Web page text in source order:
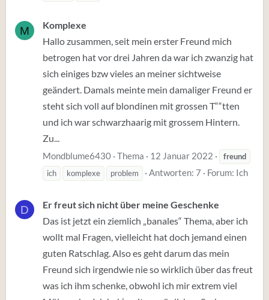
M
Komplexe
Hallo zusammen, seit mein erster Freund mich
betrogen hat vor drei Jahren da war ich zwanzig hat
sich einiges bzw vieles an meiner sichtweise
geändert. Damals meinte mein damaliger Freund er
steht sich voll auf blondinen mit grossen T““tten
und ich war schwarzhaarig mit grossem Hintern.
Zu...
Mondblume6430 Thema 12 Januar 2022
freund
ich
komplexe problem Antworten: 7 Forum: Ich
D
Er freut sich nicht über meine Geschenke
Das ist jetzt ein ziemlich „banales“ Thema, aber ich
wollt mal Fragen, vielleicht hat doch jemand einen
guten Ratschlag. Also es geht darum das mein
Freund sich irgendwie nie so wirklich über das freut
was ich ihm schenke, obwohl ich mir extrem viel